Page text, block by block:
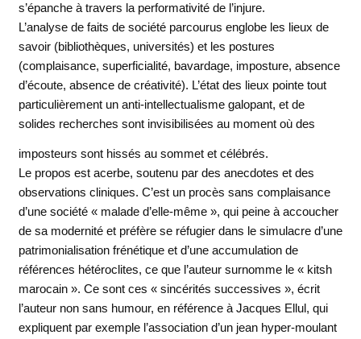
s’épanche à travers la performativité de l’injure.
L’analyse de faits de société parcourus englobe les lieux de
savoir (bibliothèques, universités) et les postures
(complaisance, superficialité, bavardage, imposture, absence
d’écoute, absence de créativité). L’état des lieux pointe tout
particulièrement un anti-intellectualisme galopant, et de
solides recherches sont invisibilisées au moment où des
imposteurs sont hissés au sommet et célébrés.
Le propos est acerbe, soutenu par des anecdotes et des
observations cliniques. C’est un procès sans complaisance
d’une société « malade d’elle-même », qui peine à accoucher
de sa modernité et préfère se réfugier dans le simulacre d’une
patrimonialisation frénétique et d’une accumulation de
références hétéroclites, ce que l’auteur surnomme le « kitsh
marocain ». Ce sont ces « sincérités successives », écrit
l’auteur non sans humour, en référence à Jacques Ellul, qui
expliquent par exemple l’association d’un jean hyper-moulant